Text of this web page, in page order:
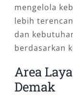
mengelola
lebih
dan
berdasarkan
Area
Demak